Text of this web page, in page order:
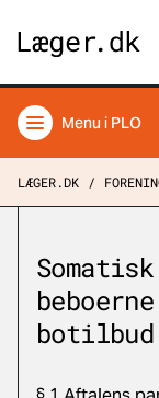
Menu i PLO
LÆGER.DK
botilbud